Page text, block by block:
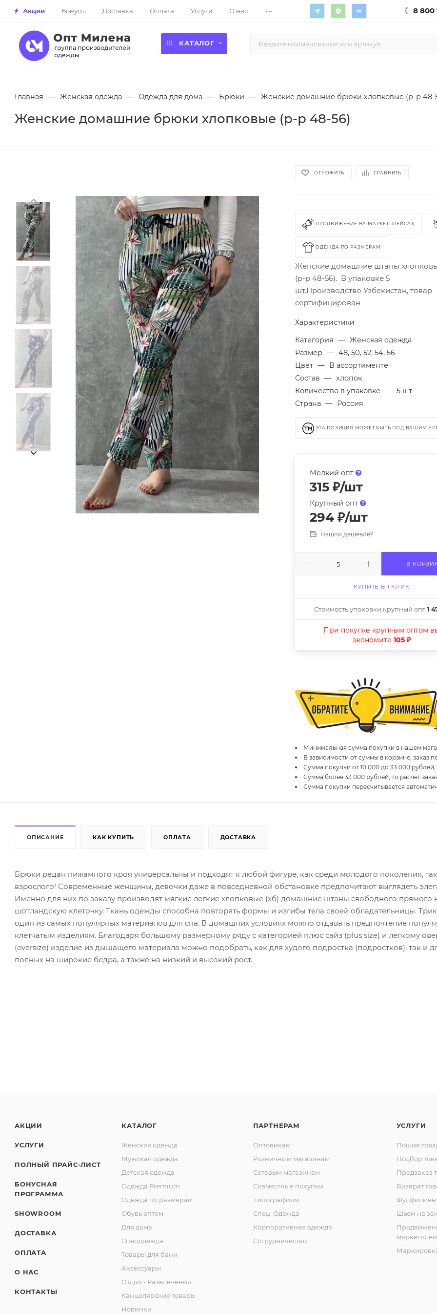
Акции Бонусы Доставка Оплата Услуги О нас ... 8 800
КАТАЛОГ
Главная — Женская одежда — Одежда для дома — Брюки — Женские домашние брюки хлопковые (р-р 48-
Женские домашние брюки хлопковые (р-р 48-56)
ОТЛОЖИТЬ СРАВНИТЬ
ПРОДВИЖЕНИЕ НА МАРКЕТПЛЕЙСАХ
ОДЕЖДА ПО РАЗМЕРАМ
Женские домашние штаны
(р-р 48-56). В упаковке 5
шт.Производство Узбекистан, товар
сертифицирован
Характеристики
Категория — Женская одежда
Размер — 48, 50, 52, 54, 56
Цвет — В ассортименте
Состав — хлопок
Количество в упаковке — 5 шт
Страна — Россия
ЭТА ПОЗИЦИЯ МОЖЕТ БЫТЬ ПОД ВАШИМ
Мелкий опт
315 ₽/шт
Крупный опт
294 ₽/шт
Нашли дешевле?
В
КУПИТЬ В 1 КЛИК
Стоимость упаковки крупный опт1
При покупке крупным оптом
экономите 105 ₽
Минимальная сумма покупки в нашем
В зависимости от суммы в корзине, заказ
Сумма покупки от 10 000 до 33 000 рублей,
Сумма более 33 000 рублей, то расчет
Сумма покупки пересчитывается
ОПИСАНИЕ КАК КУПИТЬ ОПЛАТА ДОСТАВКА
Брюки редан пижамного кроя универсальны и подходят к любой фигуре, как среди молодого поколения,
взрослого! Современные женщины, девочки даже в повседневной обстановке предпочитают выглядеть
Именно для них по заказу производят мягкие легкие хлопковые (хб) домашние штаны свободного прямого
шотландскую клеточку. Ткань одежды способна повторять формы и изгибы тела своей обладательницы.
один из самых популярных материалов для сна. В домашних условиях можно отдавать предпочтение
клетчатым изделиям. Благодаря большому размерному ряду с категорией плюс сайз (plus size) и легкому
(oversize) изделие из дышащего материала можно подобрать, как для худого подростка (подростков), так и
полных на широкие бедра, а также на низкий и высокий рост.
АКЦИИ
УСЛУГИ
ПОЛНЫЙ ПРАЙС-ЛИСТ
БОНУСНАЯ
ПРОГРАММА
SHOWROOM
ДОСТАВКА
ОПЛАТА
О НАС
КОНТАКТЫ
КАТАЛОГ
Женская одежда
Мужская одежда
Детская одежда
Одежда Premium
Одежда по размерам
Обувь оптом
Для дома
Спецодежда
Товары для бани
Аксессуары
Отдых - Развлечения
Канцелярские товары
Новинки
ПАРТНЕРАМ
Оптовикам
Розничным магазинам
Сетевым магазинам
Совместные покупки
Типографиям
Спец. Одежда
Корпоративная одежда
Сотрудничество
УСЛУГИ
Пошив
Подбор
Предзаказ
Возврат
Шьем на